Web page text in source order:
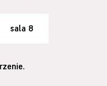
sala 8